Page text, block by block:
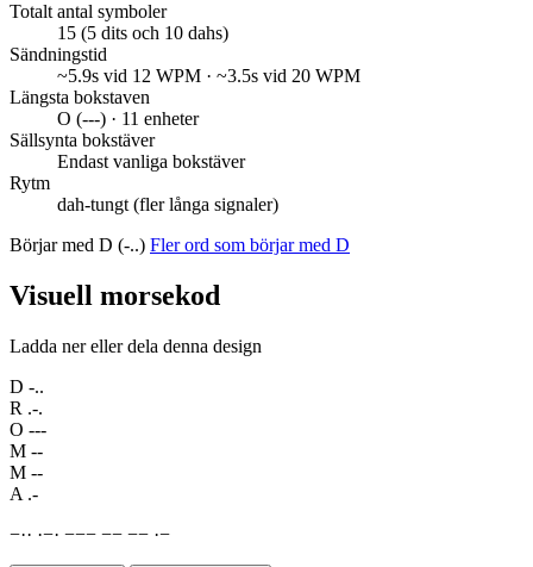
Totalt antal symboler
15 (5 dits och 10 dahs)
Sändningstid
~5.9s vid 12 WPM · ~3.5s vid 20 WPM
Längsta bokstaven
O (---) · 11 enheter
Sällsynta bokstäver
Endast vanliga bokstäver
Rytm
dah-tungt (fler långa signaler)
Börjar med D (-..) Fler ord som börjar med D
Visuell morsekod
Ladda ner eller dela denna design
D -..
R .-.
O ---
M --
M --
A .-
−·· ·−· −−− −− −− ·−